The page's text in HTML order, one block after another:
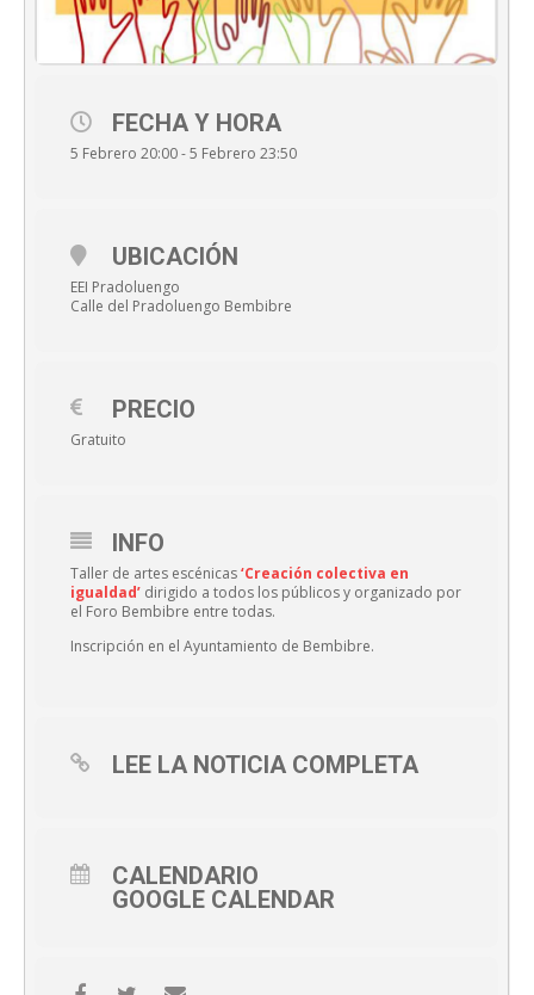
FECHA Y HORA
5 Febrero 20:00 - 5 Febrero 23:50
UBICACIÓN
EEI Pradoluengo
Calle del Pradoluengo Bembibre
PRECIO
Gratuito
INFO
Taller de artes escénicas‘Creación colectiva en
igualdad’ dirigido a todos los públicos y organizado por
el Foro Bembibre entre todas.
Inscripción en el Ayuntamiento de Bembibre.
LEE LA NOTICIA COMPLETA
CALENDARIO
GOOGLE CALENDAR